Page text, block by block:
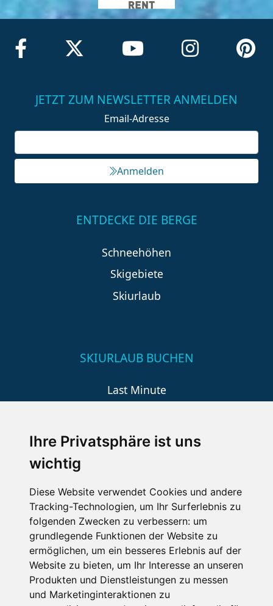
Ihre Privatsphäre ist uns
wichtig
Diese Website verwendet Cookies und andere
Tracking-Technologien, um Ihr Surferlebnis zu
folgenden Zwecken zu verbessern: um
grundlegende Funktionen der Website zu
ermöglichen, um ein besseres Erlebnis auf der
Website zu bieten, um Ihr Interesse an unseren
Produkten und Dienstleistungen zu messen
und Marketinginteraktionen zu
JETZT ZUM NEWSLETTER ANMELDEN
Email-Adresse
Anmelden
ENTDECKE DIE BERGE
Schneehöhen
Skigebiete
Skiurlaub
SKIURLAUB BUCHEN
Last Minute
Wellness
SCHNEEHÖHEN SKI APP
Die Schneehoehen Ski APP für iOS und Android - Ein
Muss für alle Wintersportler und Schneefreaks!